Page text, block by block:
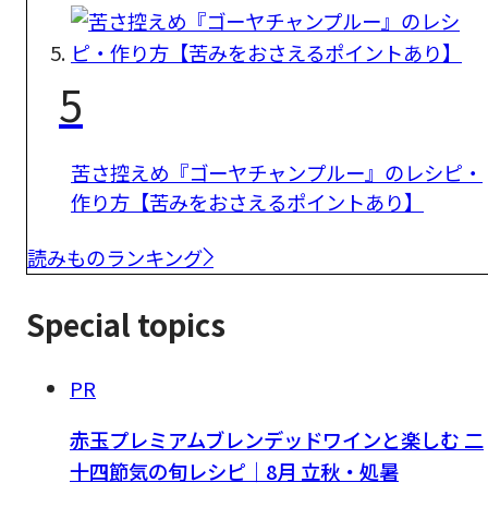
5
苦さ控えめ『ゴーヤチャンプルー』のレシピ・
作り方【苦みをおさえるポイントあり】
読みものランキング
Special topics
PR
赤玉プレミアムブレンデッドワインと楽しむ 二
十四節気の旬レシピ｜8月 立秋・処暑